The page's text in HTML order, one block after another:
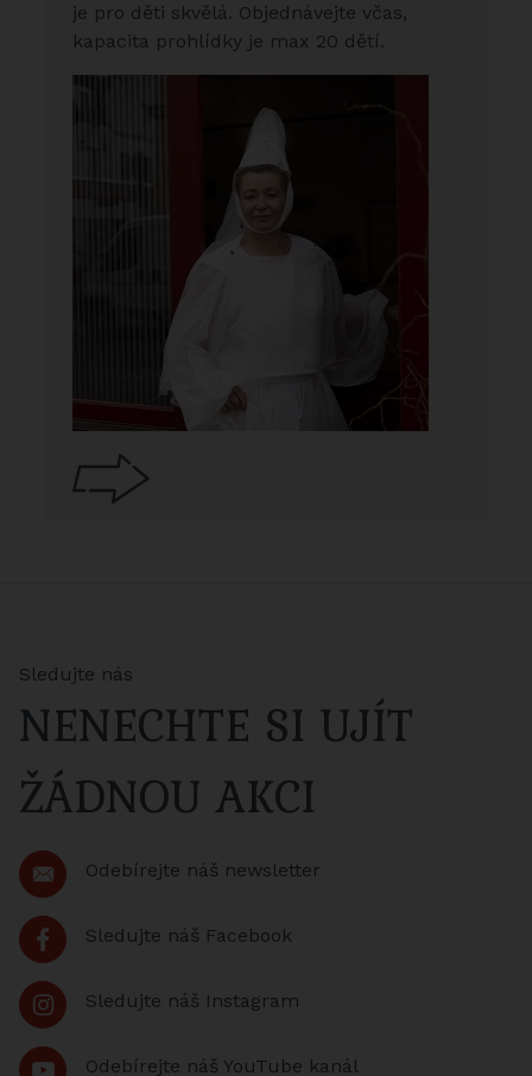
je pro děti skvělá. Objednávejte včas,
kapacita prohlídky je max 20 dětí.
Sledujte nás
NENECHTE SI UJÍT
ŽÁDNOU AKCI
Odebírejte náš newsletter
Sledujte náš Facebook
Sledujte náš Instagram
Odebírejte náš YouTube kanál